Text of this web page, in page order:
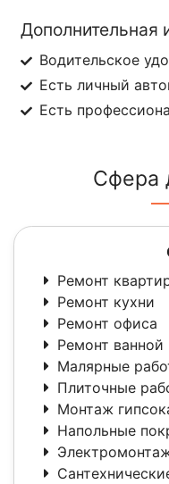
Дополнительная
Водительское
Есть личный
Есть
Сфера
Ремонт
Ремонт кухни
Ремонт офиса
Ремонт ванной
Малярные
Плиточные
Монтаж
Напольные